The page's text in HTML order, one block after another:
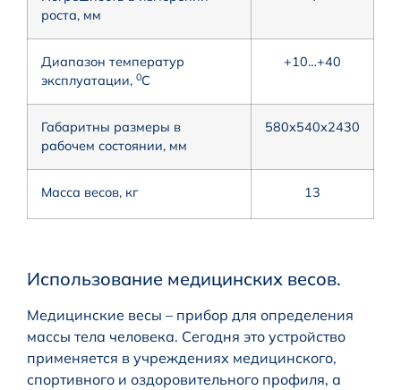
роста, мм
Диапазон температур
эксплуатации, 0С
+10…+40
Габаритны размеры в
рабочем состоянии, мм
580х540х2430
Масса весов, кг 13
Использование медицинских весов.
Медицинские весы – прибор для определения
массы тела человека. Сегодня это устройство
применяется в учреждениях медицинского,
спортивного и оздоровительного профиля, а